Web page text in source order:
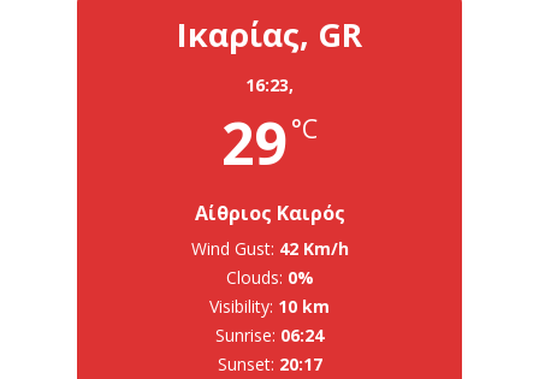
Ικαρίας, GR
16:23,
29°C
Αίθριος Καιρός
Wind Gust: 42 Km/h
Clouds: 0%
Visibility: 10 km
Sunrise: 06:24
Sunset: 20:17